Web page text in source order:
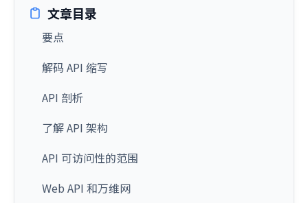
文章目录
要点
解码 API 缩写
API 剖析
了解 API 架构
API 可访问性的范围
Web API 和万维网